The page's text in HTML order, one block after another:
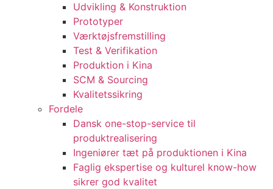
Udvikling & Konstruktion
Prototyper
Værktøjsfremstilling
Test & Verifikation
Produktion i Kina
SCM & Sourcing
Kvalitetssikring
Fordele
Dansk one-stop-service til
produktrealisering
Ingeniører tæt på produktionen i Kina
Faglig ekspertise og kulturel know-how
sikrer god kvalitet